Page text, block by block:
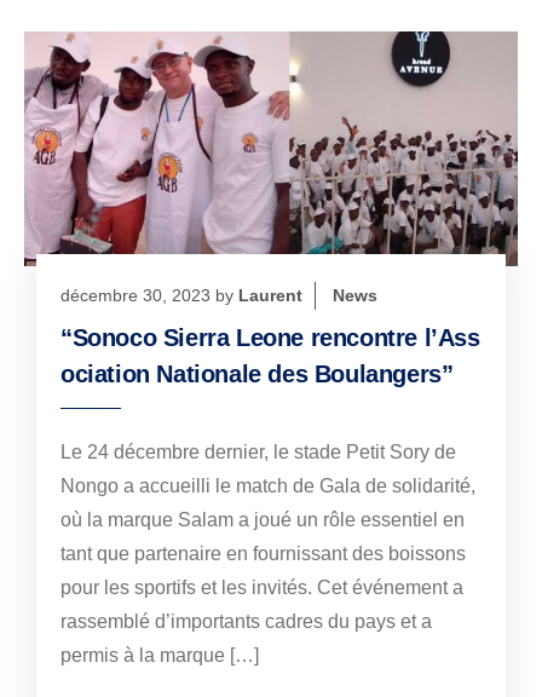
décembre 30, 2023 by Laurent News
“Sonoco Sierra Leone rencontre l’Ass
ociation Nationale des Boulangers”
Le 24 décembre dernier, le stade Petit Sory de
Nongo a accueilli le match de Gala de solidarité,
où la marque Salam a joué un rôle essentiel en
tant que partenaire en fournissant des boissons
pour les sportifs et les invités. Cet événement a
rassemblé d’importants cadres du pays et a
permis à la marque […]